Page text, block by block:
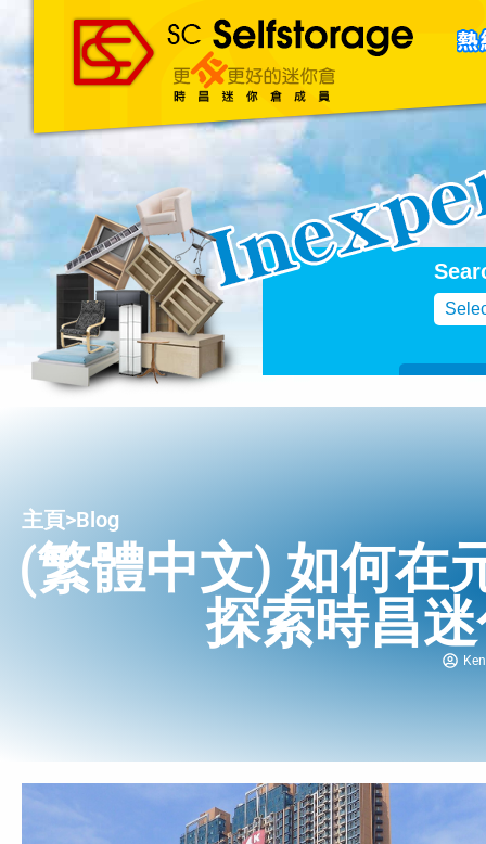
主頁 About Us
主頁>Blog
(繁體中文) 如何在
探索時昌